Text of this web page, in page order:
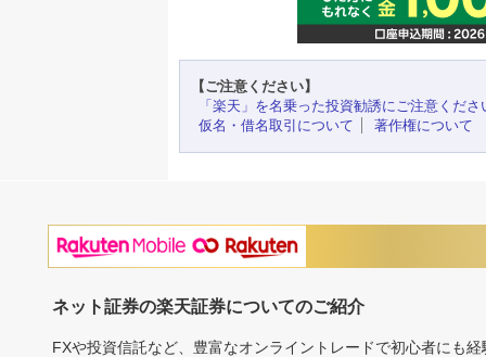
【ご注意ください】
「楽天」を名乗った投資勧誘にご注意くださ
仮名・借名取引について
著作権について
ネット証券の楽天証券についてのご紹介
FXや投資信託など、豊富なオンライントレードで初心者にも